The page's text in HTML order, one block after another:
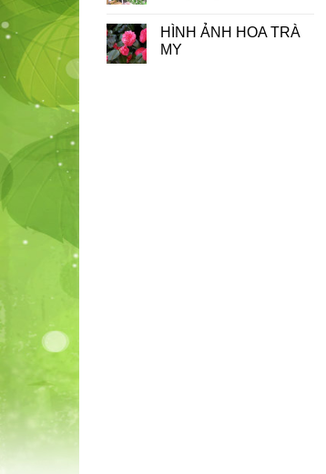
HÌNH ẢNH HOA TRÀ
MY